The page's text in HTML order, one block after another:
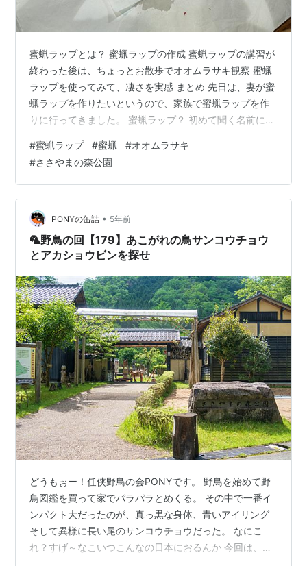
蜜蝋ラップとは？ 蜜蝋ラップの作成 蜜蝋ラップの講習が
終わった後は、ちょっとお散歩でオオムラサキ観察 蜜蝋
ラップを使ってみて、凄さを実感 まとめ 先日は、妻が蜜
蝋ラップを作りたいというので、家族で蜜蝋ラップを作
りに行ってきました。 蜜蝋ラップ？ 初めて聞く名前に、
妻の話では、蜜蝋ラップは、用途は、サランラップと同
じラップだとか。 そう聞いてもちょっとイメージがわか
ないまま、蜜蝋ラップの作り方を教えてくれる講習会に
出かけました。 実際に作ってみて、できた蜜蝋ラップを
自宅で使ってみてびっくり。 以外に、優れものだったの
で今回記事にしようと思い…
#蜜蝋ラップ #蜜蝋 #オオムラサキ
#ささやまの森公園
PONYの缶詰 • 5年前
🦜野鳥の回【179】あこがれの鳥サンコウチョウ
とアカショウビンを探せ
どうもぉー！任侠野鳥の会PONYです。 野鳥を始めて野
鳥図鑑を買って家でパラパラとめくる。 その中で一番イ
ンパクト大だったのが、真っ黒な身体、青いアイリング
そして異様に長い尾のサンコウチョウだった。 なにこ
れ？すげ～なこいつこんなの日本におるんか 今回は、サ